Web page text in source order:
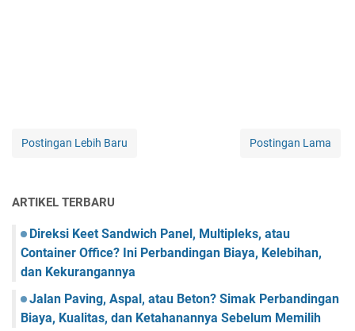
Postingan Lebih Baru Postingan Lama
ARTIKEL TERBARU
Direksi Keet Sandwich Panel, Multipleks, atau
Container Office? Ini Perbandingan Biaya, Kelebihan,
dan Kekurangannya
Jalan Paving, Aspal, atau Beton? Simak Perbandingan
Biaya, Kualitas, dan Ketahanannya Sebelum Memilih